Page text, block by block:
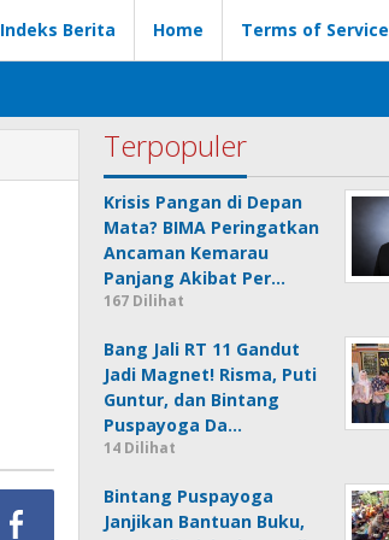
Indeks Berita Home Terms of Service
Terpopuler
Krisis Pangan di Depan
Mata? BIMA Peringatkan
Ancaman Kemarau
Panjang Akibat Per…
167 Dilihat
Bang Jali RT 11 Gandut
Jadi Magnet! Risma, Puti
Guntur, dan Bintang
Puspayoga Da…
14 Dilihat
Bintang Puspayoga
Janjikan Bantuan Buku,